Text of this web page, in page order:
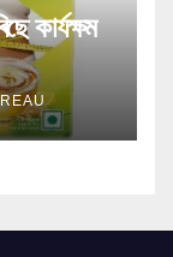
কাৰ্যক্ষম